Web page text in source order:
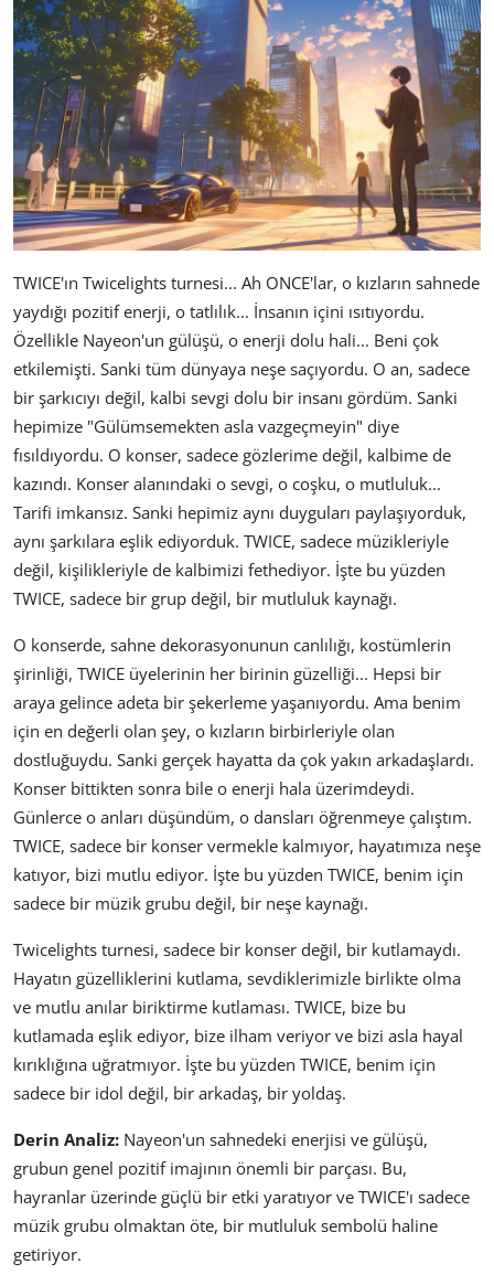
TWICE'ın Twicelights turnesi... Ah ONCE'lar, o kızların sahnede
yaydığı pozitif enerji, o tatlılık... İnsanın içini ısıtıyordu.
Özellikle Nayeon'un gülüşü, o enerji dolu hali... Beni çok
etkilemişti. Sanki tüm dünyaya neşe saçıyordu. O an, sadece
bir şarkıcıyı değil, kalbi sevgi dolu bir insanı gördüm. Sanki
hepimize "Gülümsemekten asla vazgeçmeyin" diye
fısıldıyordu. O konser, sadece gözlerime değil, kalbime de
kazındı. Konser alanındaki o sevgi, o coşku, o mutluluk...
Tarifi imkansız. Sanki hepimiz aynı duyguları paylaşıyorduk,
aynı şarkılara eşlik ediyorduk. TWICE, sadece müzikleriyle
değil, kişilikleriyle de kalbimizi fethediyor. İşte bu yüzden
TWICE, sadece bir grup değil, bir mutluluk kaynağı.
O konserde, sahne dekorasyonunun canlılığı, kostümlerin
şirinliği, TWICE üyelerinin her birinin güzelliği... Hepsi bir
araya gelince adeta bir şekerleme yaşanıyordu. Ama benim
için en değerli olan şey, o kızların birbirleriyle olan
dostluğuydu. Sanki gerçek hayatta da çok yakın arkadaşlardı.
Konser bittikten sonra bile o enerji hala üzerimdeydi.
Günlerce o anları düşündüm, o dansları öğrenmeye çalıştım.
TWICE, sadece bir konser vermekle kalmıyor, hayatımıza neşe
katıyor, bizi mutlu ediyor. İşte bu yüzden TWICE, benim için
sadece bir müzik grubu değil, bir neşe kaynağı.
Twicelights turnesi, sadece bir konser değil, bir kutlamaydı.
Hayatın güzelliklerini kutlama, sevdiklerimizle birlikte olma
ve mutlu anılar biriktirme kutlaması. TWICE, bize bu
kutlamada eşlik ediyor, bize ilham veriyor ve bizi asla hayal
kırıklığına uğratmıyor. İşte bu yüzden TWICE, benim için
sadece bir idol değil, bir arkadaş, bir yoldaş.
Derin Analiz: Nayeon'un sahnedeki enerjisi ve gülüşü,
grubun genel pozitif imajının önemli bir parçası. Bu,
hayranlar üzerinde güçlü bir etki yaratıyor ve TWICE'ı sadece
müzik grubu olmaktan öte, bir mutluluk sembolü haline
getiriyor.